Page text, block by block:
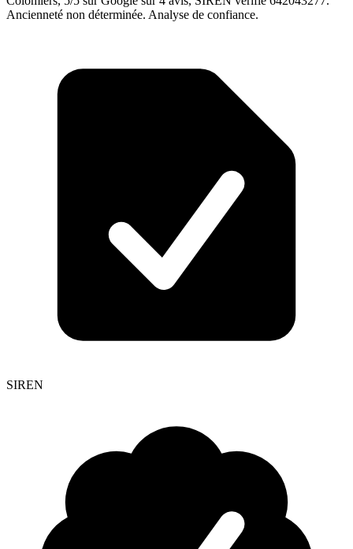
Ancienneté non déterminée. Analyse de confiance.
SIREN